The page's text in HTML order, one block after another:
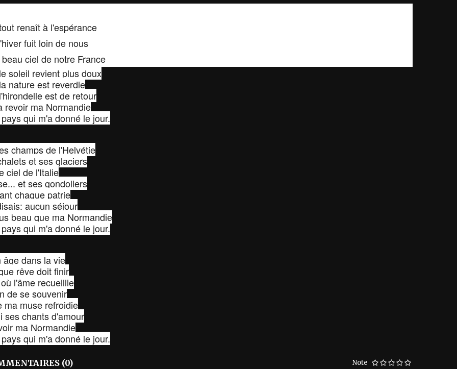
renaît à l'espérance
fuit loin de nous
ciel de notre France
soleil revient plus doux
nature est reverdie
est de retour
revoir ma Normandie
qui m'a donné le jour.
champs de l'Helvétie
et ses glaciers
ciel de l'Italie
et ses gondoliers
chaque patrie
aucun séjour
beau que ma Normandie
qui m'a donné le jour.
âge dans la vie
rêve doit finir
l'âme recueillie
de se souvenir
ma muse refroidie
ses chants d'amour
ma Normandie
qui m'a donné le jour.
(0) Note